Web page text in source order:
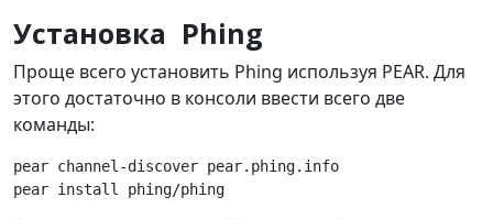
Установка Phing
Проще всего установить Phing используя PEAR. Для
этого достаточно в консоли ввести всего две
команды:
pear channel-discover pear.phing.info
pear install phing/phing